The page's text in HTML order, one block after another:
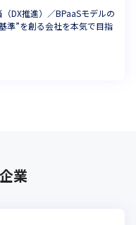
DX推進）／BPaaSモデルの
準”を創る会社を本気で目指
業